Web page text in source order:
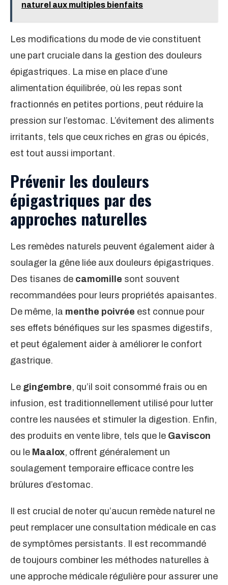
naturel aux multiples bienfaits
Les modifications du mode de vie constituent
une part cruciale dans la gestion des douleurs
épigastriques. La mise en place d’une
alimentation équilibrée, où les repas sont
fractionnés en petites portions, peut réduire la
pression sur l’estomac. L’évitement des aliments
irritants, tels que ceux riches en gras ou épicés,
est tout aussi important.
Prévenir les douleurs
épigastriques par des
approches naturelles
Les remèdes naturels peuvent également aider à
soulager la gêne liée aux douleurs épigastriques.
Des tisanes de camomille sont souvent
recommandées pour leurs propriétés apaisantes.
De même, la menthe poivrée est connue pour
ses effets bénéfiques sur les spasmes digestifs,
et peut également aider à améliorer le confort
gastrique.
Le gingembre, qu’il soit consommé frais ou en
infusion, est traditionnellement utilisé pour lutter
contre les nausées et stimuler la digestion. Enfin,
des produits en vente libre, tels que le Gaviscon
ou le Maalox, offrent généralement un
soulagement temporaire efficace contre les
brûlures d’estomac.
Il est crucial de noter qu’aucun remède naturel ne
peut remplacer une consultation médicale en cas
de symptômes persistants. Il est recommandé
de toujours combiner les méthodes naturelles à
une approche médicale régulière pour assurer une